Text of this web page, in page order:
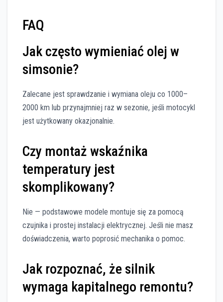
FAQ
Jak często wymieniać olej w
simsonie?
Zalecane jest sprawdzanie i wymiana oleju co 1000–
2000 km lub przynajmniej raz w sezonie, jeśli motocykl
jest użytkowany okazjonalnie.
Czy montaż wskaźnika
temperatury jest
skomplikowany?
Nie — podstawowe modele montuje się za pomocą
czujnika i prostej instalacji elektrycznej. Jeśli nie masz
doświadczenia, warto poprosić mechanika o pomoc.
Jak rozpoznać, że silnik
wymaga kapitalnego remontu?